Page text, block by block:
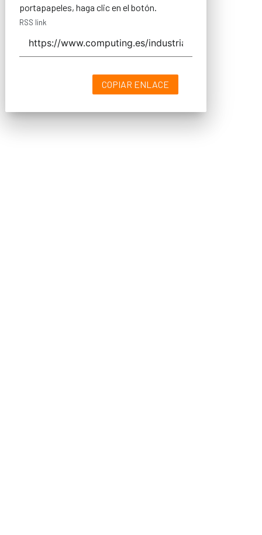
portapapeles, haga clic en el botón.
RSS link
COPIAR ENLACE